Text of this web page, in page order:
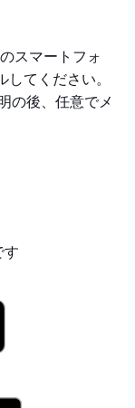
スマートフォ
てください。
の後、任意でメ
す